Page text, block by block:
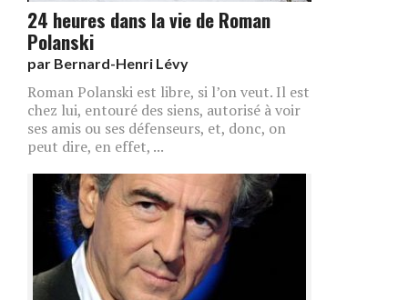
24 heures dans la vie de Roman
Polanski
par Bernard-Henri Lévy
Roman Polanski est libre, si l’on veut. Il est
chez lui, entouré des siens, autorisé à voir
ses amis ou ses défenseurs, et, donc, on
peut dire, en effet, ...